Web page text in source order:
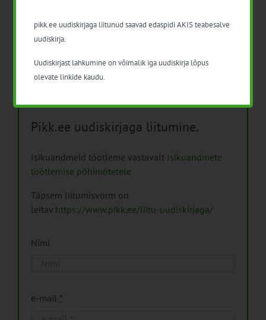
Arhiiv
Pikk.ee uudiskirjaga liitumine.
Isikuandmeid töötleme vastavalt Isikuandmete
töötlemise põhimõtetele
Täpsem liitumisvorm on
leitav https://www.pikk.ee/liitu-uudiskirjaga/
Nimi
e-mail *
pikk.ee uudiskirjaga liitunud saavad edaspidi AKIS teabesalve
uudiskirja.
Uudiskirjast lahkumine on võimalik iga uudiskirja lõpus
olevate linkide kaudu.